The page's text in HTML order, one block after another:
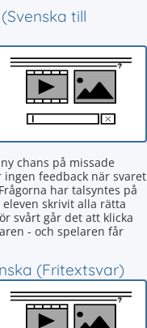
till
chans på missade
feedback när svaret
har talsyntes på
skrivit alla rätta
svårt går det att klicka
- och spelaren får
(Fritextsvar)